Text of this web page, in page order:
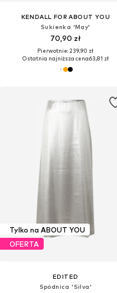
KENDALL FOR ABOUT YOU
Sukienka 'May'
70,90 zł
Pierwotnie: 239,90 zł
Ostatnia najniższa cena:63,81 zł
Tylko na ABOUT YOU
OFERTA
EDITED
Spódnica 'Silva'